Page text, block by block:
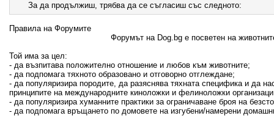
За да продължиш, трябва да се съгласиш със следното:
Правила на Форумите
Форумът на Dog.bg е посветен на
Той има за цел:
- да възпитава положително отношение и любов към животните;
- да подпомага тяхното образовано и отговорно отглеждане;
- да популяризира породите, да разяснява тяхната специфика и да
принципите на международните киноложки и фелиноложки
- да популяризира хуманните практики за ограничаване броя на
- да подпомага връщането по домовете на изгубени/намерени